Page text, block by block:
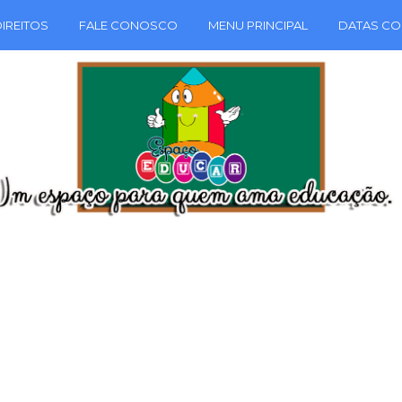
FALE CONOSCO MENU PRINCIPAL DATAS